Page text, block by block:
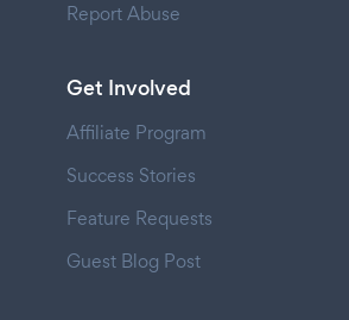
Report Abuse
Get Involved
Affiliate Program
Success Stories
Feature Requests
Guest Blog Post